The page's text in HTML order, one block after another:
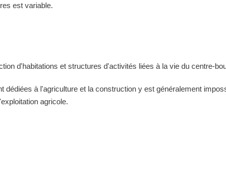
est variable.
d'habitations et structures d'activités liées à la vie du centre-
dédiées à l'agriculture et la construction y est généralement
agricole.